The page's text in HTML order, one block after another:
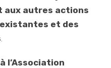
autres actions
et des
.
l’Association